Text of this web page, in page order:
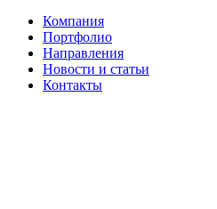
Компания
Портфолио
Направления
Новости и статьи
Контакты